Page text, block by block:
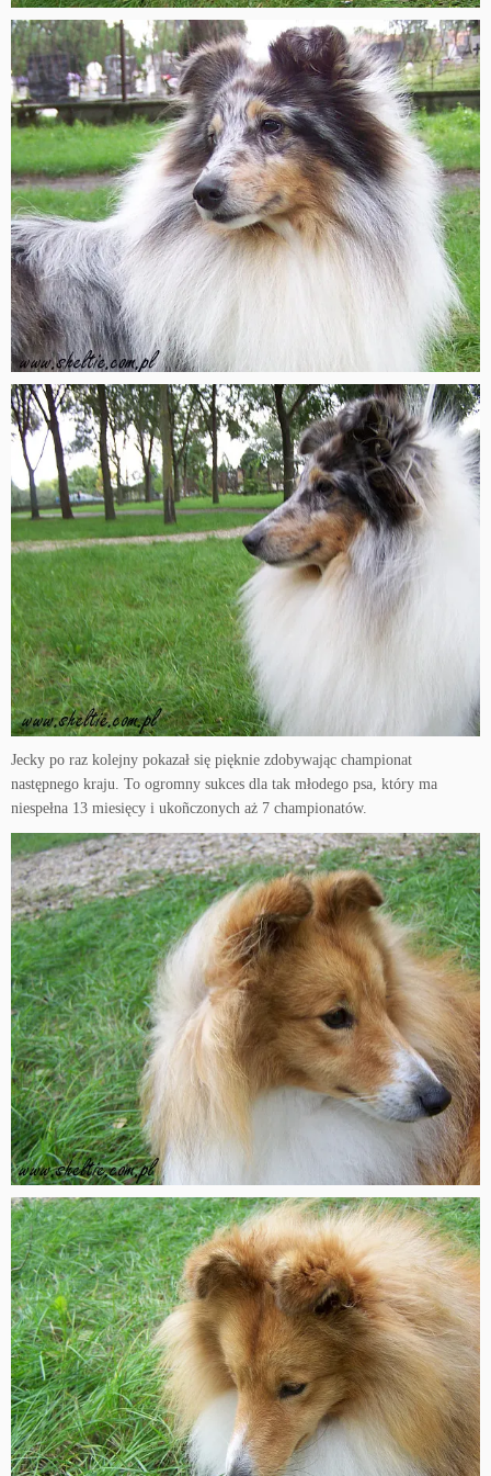
Jecky po raz kolejny pokazał się pięknie zdobywając championat
następnego kraju. To ogromny sukces dla tak młodego psa, który ma
niespełna 13 miesięcy i ukoñczonych aż 7 championatów.